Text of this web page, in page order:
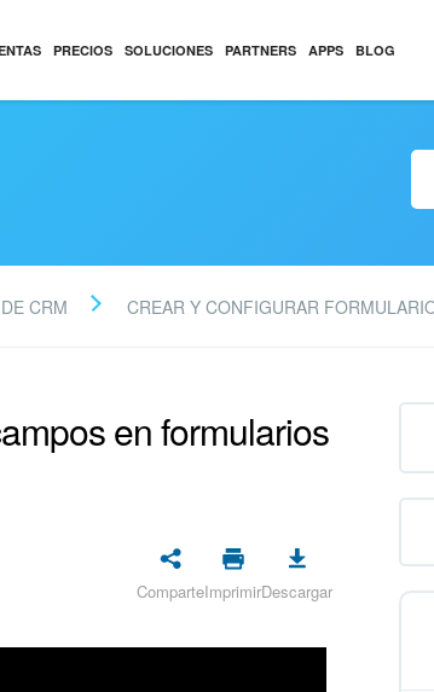
PRECIOS SOLUCIONES PARTNERS APPS BLOG
CRM CREAR Y CONFIGURAR
en formularios
ComparteImprimirDescargar